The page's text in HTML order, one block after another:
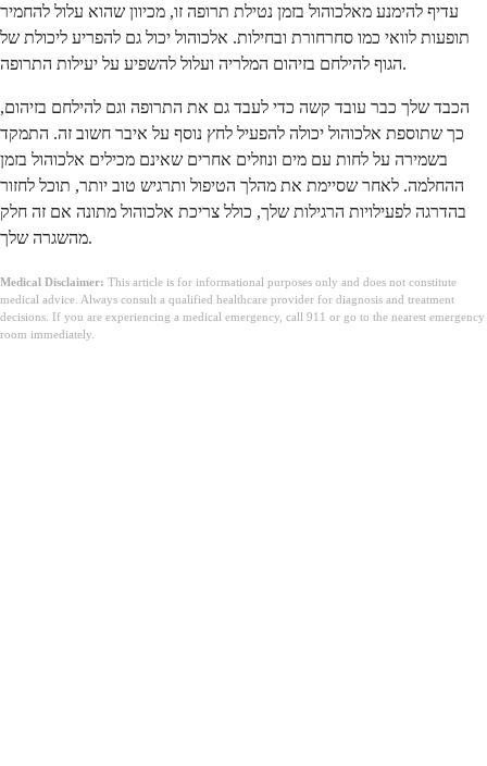
עדיף להימנע מאלכוהול בזמן נטילת תרופה זו, מכיוון שהוא עלול להחמיר
תופעות לוואי כמו סחרחורת ובחילות. אלכוהול יכול גם להפריע ליכולת של
הגוף להילחם בזיהום המלריה ועלול להשפיע על יעילות התרופה.
הכבד שלך כבר עובד קשה כדי לעבד גם את התרופה וגם להילחם בזיהום,
כך שתוספת אלכוהול יכולה להפעיל לחץ נוסף על איבר חשוב זה. התמקד
בשמירה על לחות עם מים ונוזלים אחרים שאינם מכילים אלכוהול בזמן
ההחלמה. לאחר שסיימת את מהלך הטיפול ותרגיש טוב יותר, תוכל לחזור
בהדרגה לפעילויות הרגילות שלך, כולל צריכת אלכוהול מתונה אם זה חלק
מהשגרה שלך.
Medical Disclaimer: This article is for informational purposes only and does not constitute
medical advice. Always consult a qualified healthcare provider for diagnosis and treatment
decisions. If you are experiencing a medical emergency, call 911 or go to the nearest emergency
room immediately.